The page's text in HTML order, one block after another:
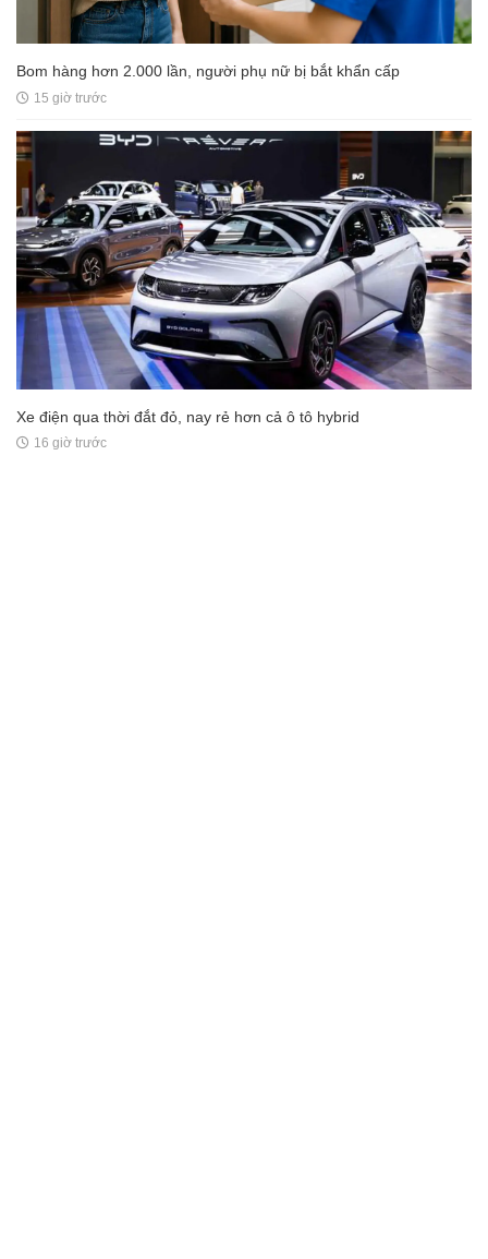
Bom hàng hơn 2.000 lần, người phụ nữ bị bắt khẩn cấp
15 giờ trước
Xe điện qua thời đắt đỏ, nay rẻ hơn cả ô tô hybrid
16 giờ trước